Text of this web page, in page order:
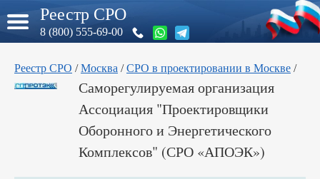
Реестр СРО
8 (800) 555-69-00
Реестр СРО /Москва /СРО в проектировании в Москве /
Саморегулируемая организация
Ассоциация "Проектировщики
Оборонного и Энергетического
Комплексов" (СРО «АПОЭК»)